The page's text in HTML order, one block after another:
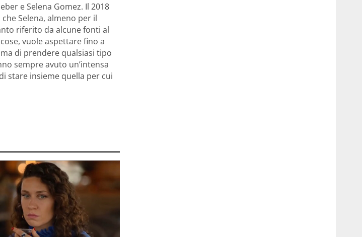
e Selena Gomez. Il 2018
Selena, almeno per il
riferito da alcune fonti al
vuole aspettare fino a
di prendere qualsiasi tipo
sempre avuto un’intensa
stare insieme quella per cui